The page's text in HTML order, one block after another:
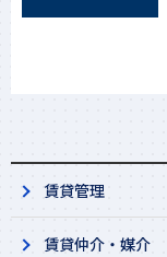
賃貸管理
賃貸仲介・媒介